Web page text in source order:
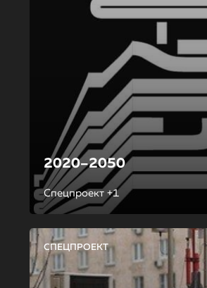
2020–2050
Спецпроект +1
СПЕЦПРОЕКТ